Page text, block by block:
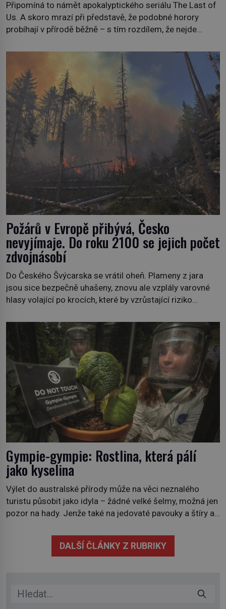
Připomíná to námět apokalyptického seriálu The Last of
Us. A skoro mrazí při představě, že podobné horory
probíhají v přírodě běžně – s tím rozdílem, že nejde
dokáže ovládat jen vývojově nesrovnatelně jednodušší
živočichy, než je člověk. Najít skutečné zombie není nic
nemožného ani v naší přírodě. […]
Požárů v Evropě přibývá, Česko
nevyjímaje. Do roku 2100 se jejich počet
zdvojnásobí
Do Českého Švýcarska se vrátil oheň. Plameny z jara
jsou sice bezpečně uhašeny, znovu ale vzplály varovné
hlasy volající po krocích, které by vzrůstající riziko
požáry už nejsou problémem pouze vzdáleného
Středomoří. S oteplujícím se klimatem, vysušenou
krajinou a desetiletími lidských zásahů se z nich stává
nový evropský normál […]
Gympie-gympie: Rostlina, která pálí
jako kyselina
Výlet do australské přírody může na věci neznalého
turistu působit jako idyla – žádné velké šelmy, možná jen
pozor na hady. Jenže také na jedovaté pavouky a štíry a
Stačí letmý dotyk a ozve se pronikavá bolest, která
přetrvává i týdny. Nenápadný tento […]
DALŠÍ ČLÁNKY Z RUBRIKY